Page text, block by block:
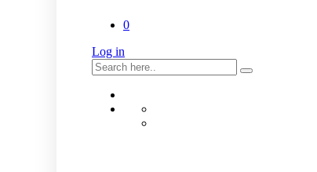
0
Log in